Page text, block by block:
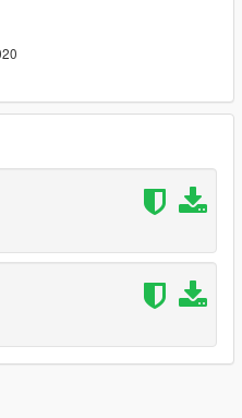
ANYWHERE CLAIMING
ARE UNEDITABLE HENCE
THAT THE
UP IF YOU DIDNT
ADD ON IF YOU WANT TO
YOU HAVE TO